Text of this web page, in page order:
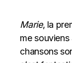
Marie, la
me
chansons